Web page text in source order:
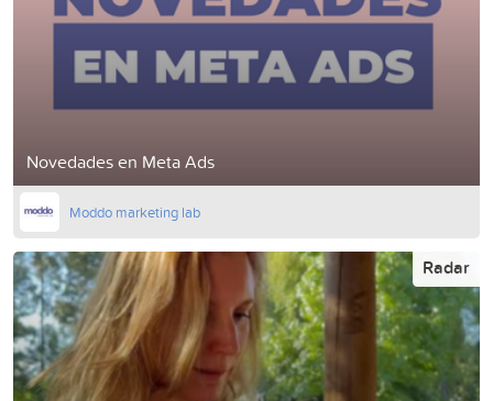
Novedades en Meta Ads
Moddo marketing lab
Radar